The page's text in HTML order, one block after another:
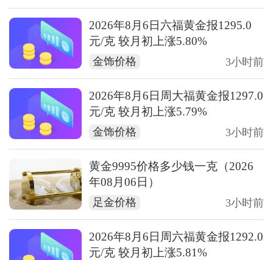
2026年8月6日六福黄金报1295.0
元/克 较月初上涨5.80%
金饰价格 3小时前
2026年8月6日周大福黄金报1297.0
元/克 较月初上涨5.79%
金饰价格 3小时前
黄金9995价格多少钱一克（2026
年08月06日）
足金价格 3小时前
2026年8月6日周六福黄金报1292.0
元/克 较月初上涨5.81%